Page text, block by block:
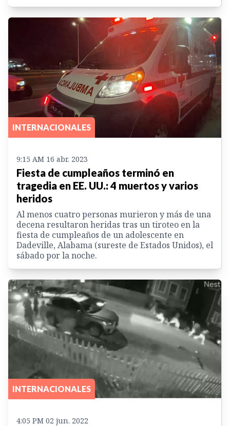
INTERNACIONALES
9:15 AM 16 abr. 2023
Fiesta de cumpleaños terminó en
tragedia en EE. UU.: 4 muertos y varios
heridos
Al menos cuatro personas murieron y más de una
decena resultaron heridas tras un tiroteo en la
fiesta de cumpleaños de un adolescente en
Dadeville, Alabama (sureste de Estados Unidos), el
sábado por la noche.
INTERNACIONALES
4:05 PM 02 jun. 2022